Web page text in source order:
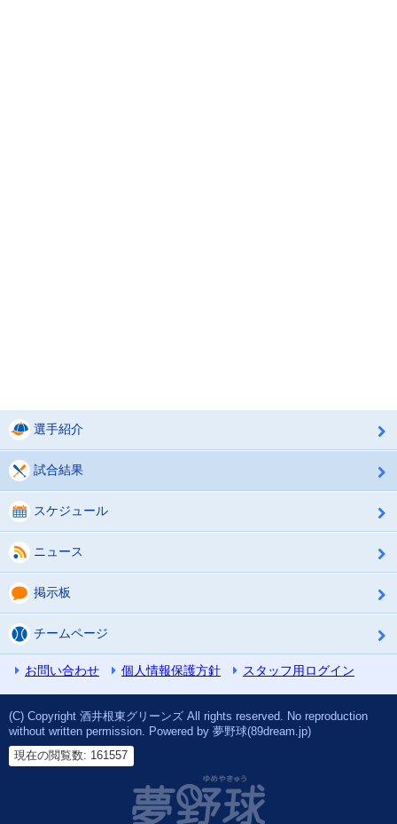
選手紹介
試合結果
スケジュール
ニュース
掲示板
チームページ
お問い合わせ 個人情報保護方針 スタッフ用ログイン
(C) Copyright 酒井根東グリーンズ All rights reserved. No reproduction
without written permission. Powered by 夢野球(89dream.jp)
現在の閲覧数: 161557